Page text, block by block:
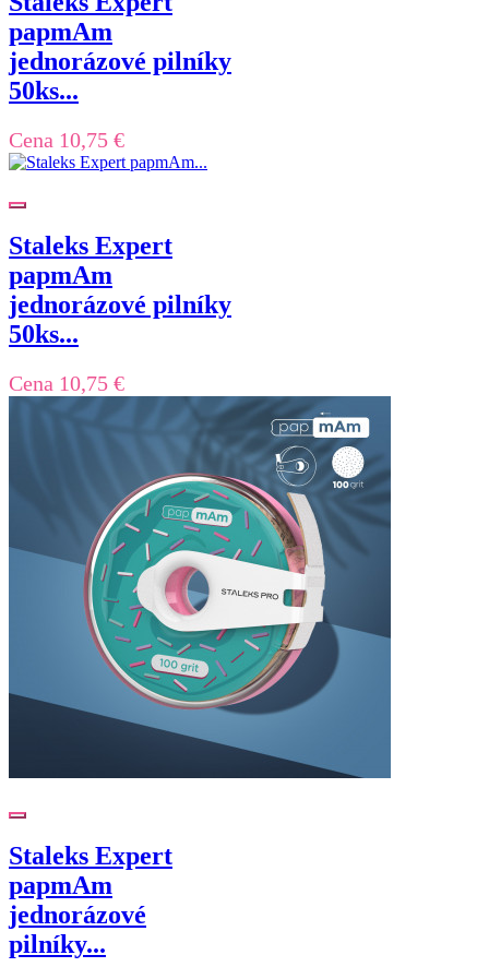
papmAm
jednorázové pilníky
50ks...
Cena 10,75 €
Staleks Expert
papmAm
jednorázové pilníky
50ks...
Cena 10,75 €
Staleks Expert
papmAm
jednorázové
pilníky...